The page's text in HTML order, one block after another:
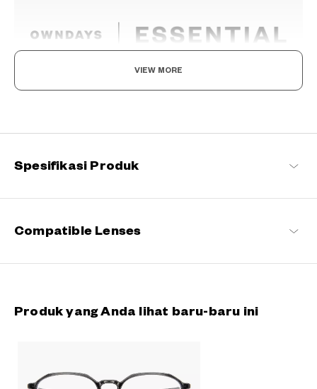
Norma Baru, Menemukan Kegembiraan dalam
VIEW MORE
Spesifikasi Produk
Compatible Lenses
Produk yang Anda lihat baru-baru ini